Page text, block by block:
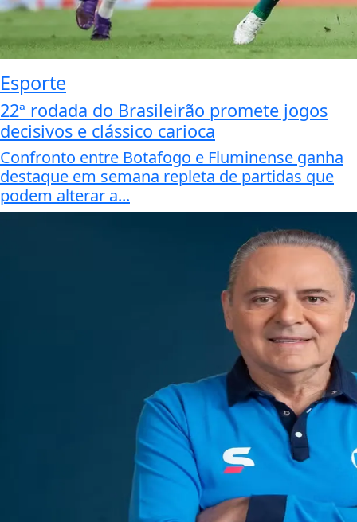
Esporte
22ª rodada do Brasileirão promete jogos
decisivos e clássico carioca
Confronto entre Botafogo e Fluminense ganha
destaque em semana repleta de partidas que
podem alterar a...